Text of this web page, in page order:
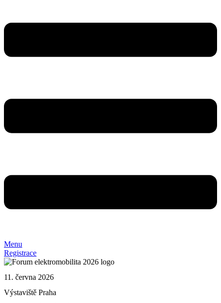
Menu
Registrace
11. června 2026
Výstaviště Praha